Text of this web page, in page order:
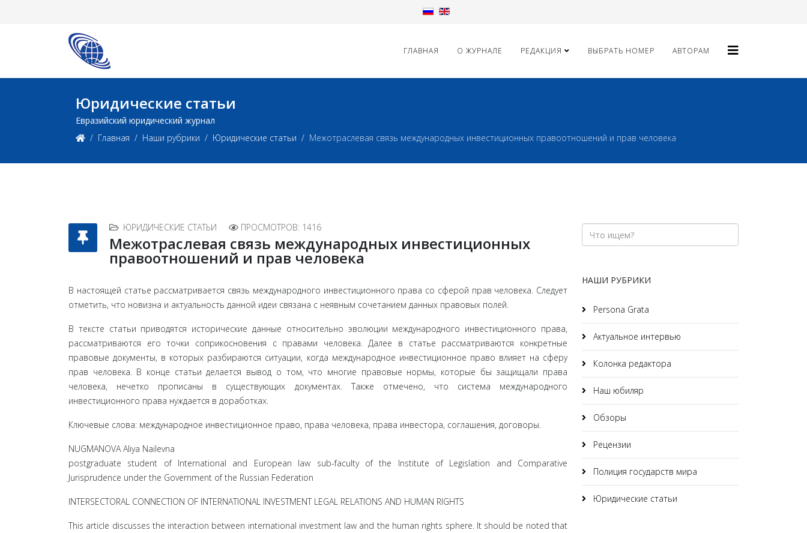
ГЛАВНАЯ О ЖУРНАЛЕ РЕДАКЦИЯ ВЫБРАТЬ НОМЕР АВТОРАМ
Юридические статьи
Евразийский юридический журнал
Главная
Наши рубрики Юридические статьи Межотраслевая связь международных инвестиционных правоотношений и прав человека
ЮРИДИЧЕСКИЕ СТАТЬИ ПРОСМОТРОВ: 1416
Межотраслевая связь международных инвестиционных
правоотношений и прав человека
В настоящей статье рассматривается связь международного инвестиционного права со сферой прав человека. Следует
отметить, что новизна и актуальность данной идеи связана с неявным сочетанием данных правовых полей.
В тексте статьи приводятся исторические данные относительно эволюции международного инвестиционного права,
рассматриваются его точки соприкосновения с правами человека. Далее в статье рассматриваются конкретные
правовые документы, в которых разбираются ситуации, когда международное инвестиционное право влияет на сферу
прав человека. В конце статьи делается вывод о том, что многие правовые нормы, которые бы защищали права
человека, нечетко прописаны в существующих документах. Также отмечено, что система международного
инвестиционного права нуждается в доработках.
Ключевые слова: международное инвестиционное право, права человека, права инвестора, соглашения, договоры.
NUGMANOVA Aliya Nailevna
postgraduate student of International and European law sub-faculty of the Institute of Legislation and Comparative
Jurisprudence under the Government of the Russian Federation
INTERSECTORAL CONNECTION OF INTERNATIONAL INVESTMENT LEGAL RELATIONS AND HUMAN RIGHTS
This article discusses the interaction between international investment law and the human rights sphere. It should be noted that
НАШИ РУБРИКИ
Persona Grata
Актуальное интервью
Колонка редактора
Наш юбиляр
Обзоры
Рецензии
Полиция государств мира
Юридические статьи